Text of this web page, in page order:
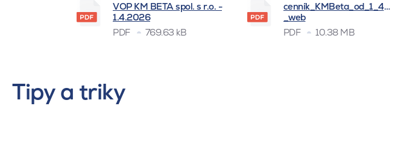
VOP KM BETA spol. s r.o. -
1.4.2026
PDF
769.63 kB
_web
PDF
10.38 MB
Tipy a triky